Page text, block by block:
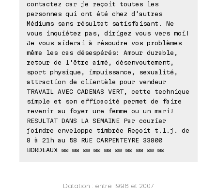
contactez car je reçoit toutes les
personnes qui ont été chez d'autres
Médiums sans résultat satisfaisant. Ne
vous inquiétez pas, dirigez vous vers moi!
Je vous aiderai à résoudre vos problèmes
même les cas désespérés: Amour durable,
retour de l'être aimé, désenvoutement,
sport physique, impuissance, sexualité,
attraction de clientèle pour vendeur
TRAVAIL AVEC CADENAS VERT, cette technique
simple et son efficacité permet de faire
revenir au foyer une femme ou un mari!
RESULTAT DANS LA SEMAINE Par courier
joindre enveloppe timbrée Reçoit t.l.j. de
8 à 21h au 58 RUE CARPENTEYRE 33800
BORDEAUX ⊠⊠ ⊠⊠ ⊠⊠ ⊠⊠ ⊠⊠ ⊠⊠ ⊠⊠ ⊠⊠ ⊠⊠ ⊠⊠
Datation : entre 1996 et 2007